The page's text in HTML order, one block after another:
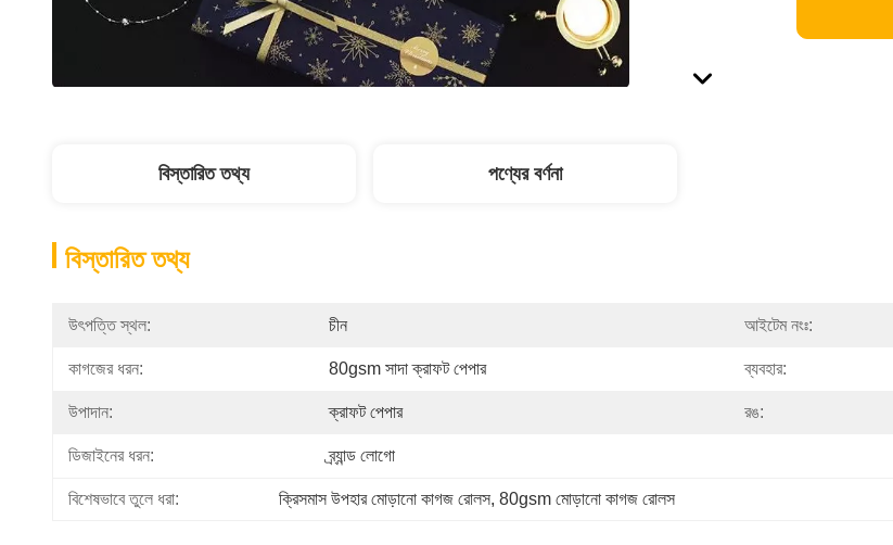
বিস্তারিত তথ্য পণ্যের বর্ণনা
বিস্তারিত তথ্য
উৎপত্তি স্থল: চীন আইটেম নংঃ:
কাগজের ধরন: 80gsm সাদা ক্রাফট পেপার ব্যবহার:
উপাদান: ক্রাফট পেপার রঙ:
ডিজাইনের ধরন: ব্র্যান্ড লোগো
বিশেষভাবে তুলে ধরা: ক্রিসমাস উপহার মোড়ানো কাগজ রোলস, 80gsm মোড়ানো কাগজ রোলস